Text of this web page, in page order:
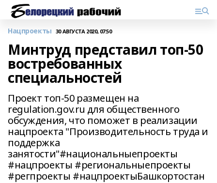
Нацпроекты 30 АВГУСТА 2020, 07:50
Минтруд представил топ-50
востребованных
специальностей
Проект топ-50 размещен на
regulation.gov.ru для общественного
обсуждения, что поможет в реализации
нацпроекта "Производительность труда и
поддержка
занятости"#национальныепроекты
#нацпроекты #региональныепроекты
#регпроекты #нацпроектыБашкортостан